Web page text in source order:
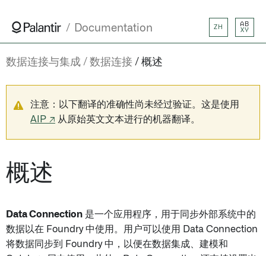
Documentation ZH
AB
XY
数据连接与集成 数据连接 概述
注意：以下翻译的准确性尚未经过验证。这是使用
AIP ↗ 从原始英文文本进行的机器翻译。
概述
Data Connection 是一个应用程序，用于同步外部系统中的
数据以在 Foundry 中使用。用户可以使用 Data Connection
将数据同步到 Foundry 中，以便在数据集成、建模和